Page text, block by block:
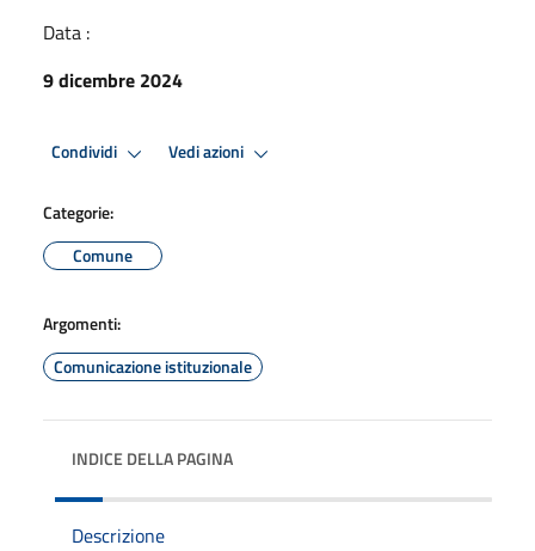
Data :
9 dicembre 2024
Condividi Vedi azioni
Categorie:
Comune
Argomenti:
Comunicazione istituzionale
INDICE DELLA PAGINA
Descrizione